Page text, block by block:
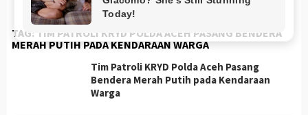
TAG: TIM PATROLI KRYD POLDA ACEH PASANG BENDERA
MERAH PUTIH PADA KENDARAAN WARGA
Tim Patroli KRYD Polda Aceh Pasang
Bendera Merah Putih pada Kendaraan
Warga